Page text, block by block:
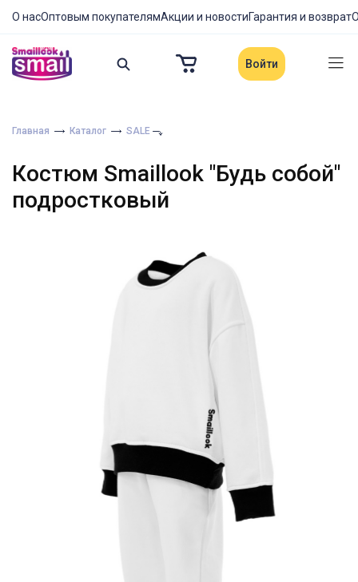
О насОптовым покупателямАкции и новостиГарантия и возврат
Войти
Главная Каталог SALE
Костюм Smaillook "Будь собой"
подростковый